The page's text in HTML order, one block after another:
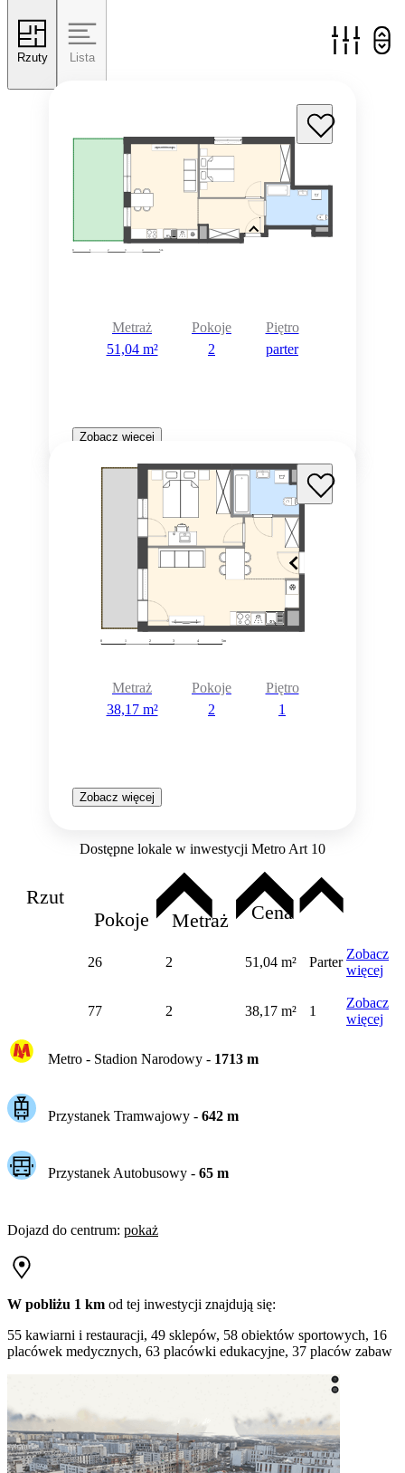
Rzuty Lista
Metraż
51,04 m²
Pokoje
2
Piętro
parter
Zobacz więcej
Metraż
38,17 m²
Pokoje
2
Piętro
1
Zobacz więcej
Dostępne lokale w inwestycji Metro Art 10
Rzut
Pokoje
Metraż Cena
26 2 51,04 m² Parter
Zobacz
więcej
77 2 38,17 m² 1
Zobacz
więcej
Metro - Stadion Narodowy- 1713m
Przystanek Tramwajowy - 642m
Przystanek Autobusowy - 65m
Dojazd do centrum: pokaż
W pobliżu 1 km od tej inwestycji znajdują się:
55 kawiarni i restauracji, 49 sklepów, 58 obiektów sportowych, 16
placówek medycznych, 63 placówki edukacyjne, 37 placów zabaw